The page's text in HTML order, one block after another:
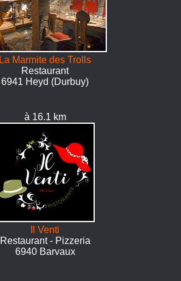
La Marmite des Trolls
Restaurant
6941 Heyd (Durbuy)
à 16.1 km
Il Venti
Restaurant - Pizzeria
6940 Barvaux